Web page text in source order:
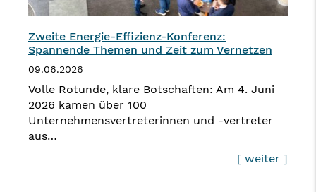
Zweite Energie-Effizienz-Konferenz:
Spannende Themen und Zeit zum Vernetzen
09.06.2026
Volle Rotunde, klare Botschaften: Am 4. Juni
2026 kamen über 100
Unternehmensvertreterinnen und -vertreter
aus…
[ weiter ]